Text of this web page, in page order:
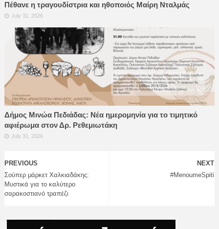
Πέθανε η τραγουδίστρια και ηθοποιός Μαίρη Νταλμάς
July 31, 2026
Δήμος Μινώα Πεδιάδας: Νέα ημερομηνία για το τιμητικό
αφιέρωμα στον Δρ. Ρεθεμιωτάκη
July 31, 2026
NEXT
#MenoumeSpiti
PREVIOUS
Σούπερ μάρκετ Χαλκιαδάκης:
Μυστικά για το καλύτερο
σαρακοστιανό τραπέζι